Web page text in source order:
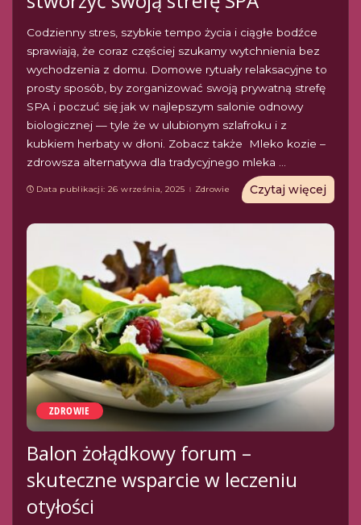
Codzienny stres, szybkie tempo życia i ciągłe bodźce
sprawiają, że coraz częściej szukamy wytchnienia bez
wychodzenia z domu. Domowe rytuały relaksacyjne to
prosty sposób, by zorganizować swoją prywatną strefę
SPA i poczuć się jak w najlepszym salonie odnowy
biologicznej — tyle że w ulubionym szlafroku i z
kubkiem herbaty w dłoni. Zobacz także Mleko kozie –
zdrowsza alternatywa dla tradycyjnego mleka
Data publikacji: 26 września, 2025 Zdrowie Czytaj więcej
ZDROWIE
Balon żołądkowy forum –
skuteczne wsparcie w leczeniu
otyłości